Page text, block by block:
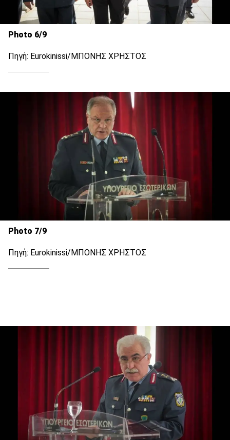
Photo 6/9
Πηγή: Eurokinissi/ΜΠΟΝΗΣ ΧΡΗΣΤΟΣ
Photo 7/9
Πηγή: Eurokinissi/ΜΠΟΝΗΣ ΧΡΗΣΤΟΣ